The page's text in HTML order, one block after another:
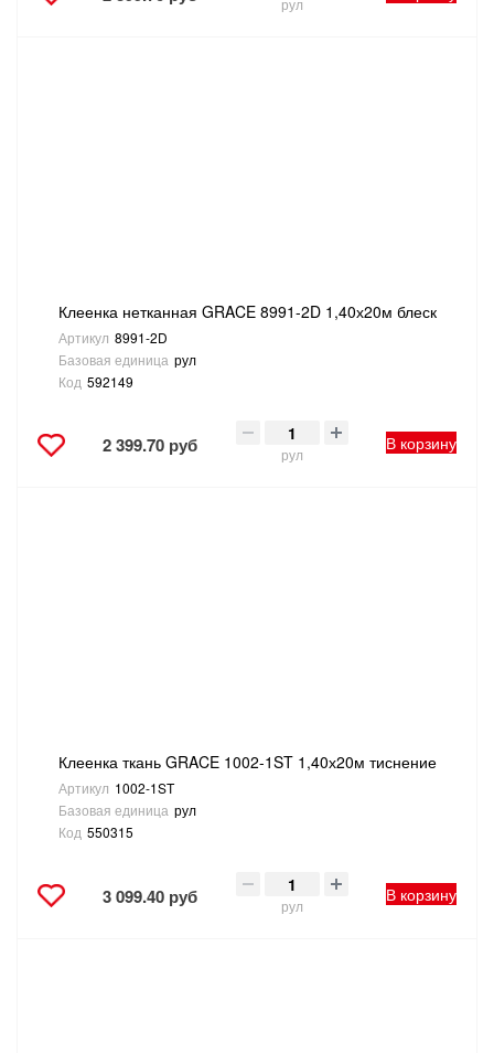
рул
Клеенка нетканная GRACE 8991-2D 1,40х20м блеск
Артикул 8991-2D
Базовая единица рул
Код 592149
2 399.70 руб рул
В корзину
Клеенка ткань GRACE 1002-1ST 1,40х20м тиснение
Артикул 1002-1ST
Базовая единица рул
Код 550315
3 099.40 руб рул
В корзину